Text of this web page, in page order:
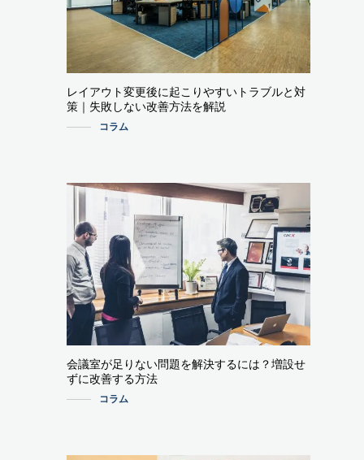
レイアウト変更後に起こりやすいトラブルと対
策｜失敗しない改善方法を解説
コラム
会議室が足りない問題を解決するには？増設せ
ずに改善する方法
コラム